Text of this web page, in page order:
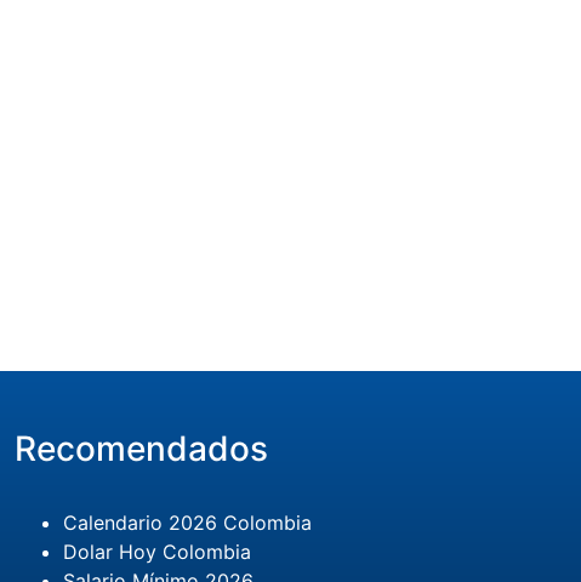
Recomendados
Calendario 2026 Colombia
Dolar Hoy Colombia